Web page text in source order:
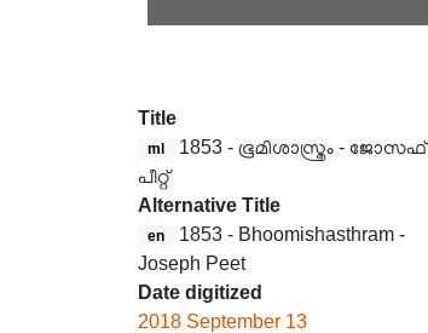
Title
ml
1853 - ഭൂമിശാസ്ത്രം - ജോസഫ്
പീറ്റ്
Alternative Title
en
1853 - Bhoomishasthram -
Joseph Peet
Date digitized
2018 September 13